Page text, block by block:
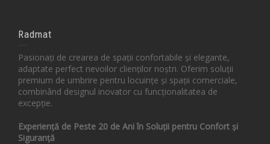
Radmat
Pasionați de crearea de spații confortabile și elegante,
adaptate perfect nevoilor clienților noștri. Oferim soluții
premium de umbrire pentru locuințe și spații comerciale,
combinând designul inovator cu funcționalitatea de
excepție.
Experiență de Peste 20 de Ani în Soluții pentru Confort și
Siguranță